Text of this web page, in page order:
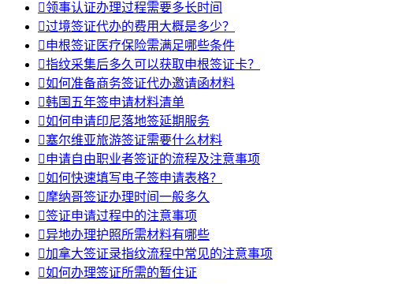
领事认证办理过程需要多长时间
过境签证代办的费用大概是多少？
申根签证医疗保险需满足哪些条件
指纹采集后多久可以获取申根签证卡？
如何准备商务签证代办邀请函材料
韩国五年签申请材料清单
如何申请印尼落地签延期服务
塞尔维亚旅游签证需要什么材料
申请自由职业者签证的流程及注意事项
如何快速填写电子签申请表格？
摩纳哥签证办理时间一般多久
签证申请过程中的注意事项
异地办理护照所需材料有哪些
加拿大签证录指纹流程中常见的注意事项
如何办理签证所需的暂住证